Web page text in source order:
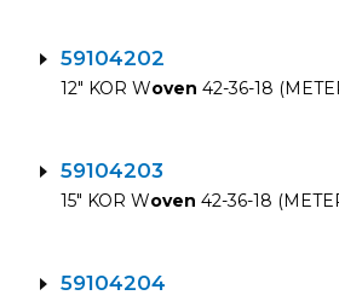
59104202
12″ KOR Woven 42-36-18
59104203
15″ KOR Woven 42-36-18
59104204